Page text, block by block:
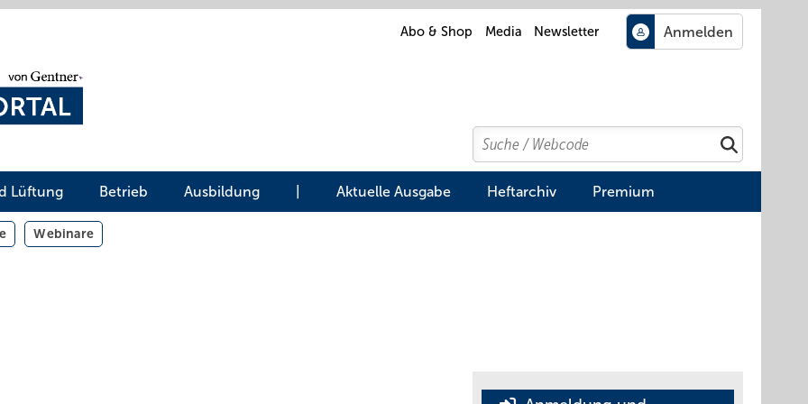
Abo & Shop Media Newsletter
Search
Suchen
Lüftung Betrieb Ausbildung Aktuelle Ausgabe Heftarchiv Premium
Webinare